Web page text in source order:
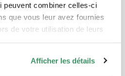
peuvent combiner celles-ci
que vous leur avez fournies
de votre utilisation de leurs
Afficher les détails
Berne